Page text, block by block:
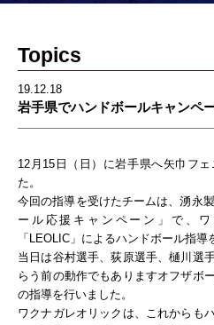
Topics
19.12.18
岩手県でハンドボールキャンペ
12月15日（日）に岩手県へ矢巾フ
た。
今回の指導を受けたチームは、湧永
ール応援キャンペーン」で、
「LEOLIC」によるハンドボール指導
当日は谷村選手、荻原選手、樋川選
らう前の動作でもありますオフザボ
の指導を行いました。
ワクナガレオリックは、これからも